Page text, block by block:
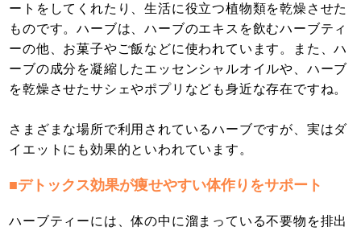
ートをしてくれたり、生活に役立つ植物類を乾燥させた
ものです。ハーブは、ハーブのエキスを飲むハーブティ
ーの他、お菓子やご飯などに使われています。また、ハ
ーブの成分を凝縮したエッセンシャルオイルや、ハーブ
を乾燥させたサシェやポプリなども身近な存在ですね。
さまざまな場所で利用されているハーブですが、実はダ
イエットにも効果的といわれています。
■デトックス効果が痩せやすい体作りをサポート
ハーブティーには、体の中に溜まっている不要物を排出